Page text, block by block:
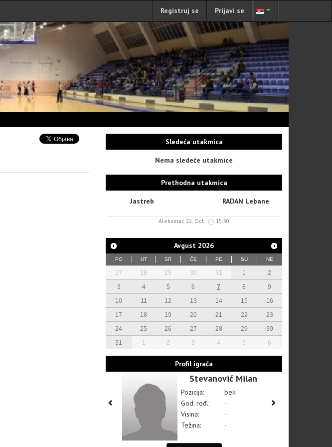
Registruj se Prijavi se
Sledeća utakmica
Nema sledeće utakmice
Prethodna utakmica
Jastreb RADAN Lebane
Aleksinac 22. Oct. 15:30
Avgust 2026
PO UT SR ČE PE SU NE
27 28 29 30 31 1
2
3
4 5 6 7 8
9
10
11 12 13 14 15
16
17
18 19 20 21 22
23
24
25 26 27 28 29
30
31
1 2 3 4 5 6
Profil igrača
Stevanović Milan
Pozicija:
bek
God. rođ.:
-
Visina:
-
Težina:
-